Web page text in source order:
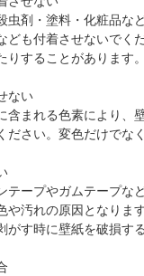
虫剤・塗料・化粧品な
ども付着させないでく
りすることがあります。
ない
含まれる色素により、
ださい。変色だけでな
テープやガムテープな
汚れの原因となります
がす時に壁紙を破損す